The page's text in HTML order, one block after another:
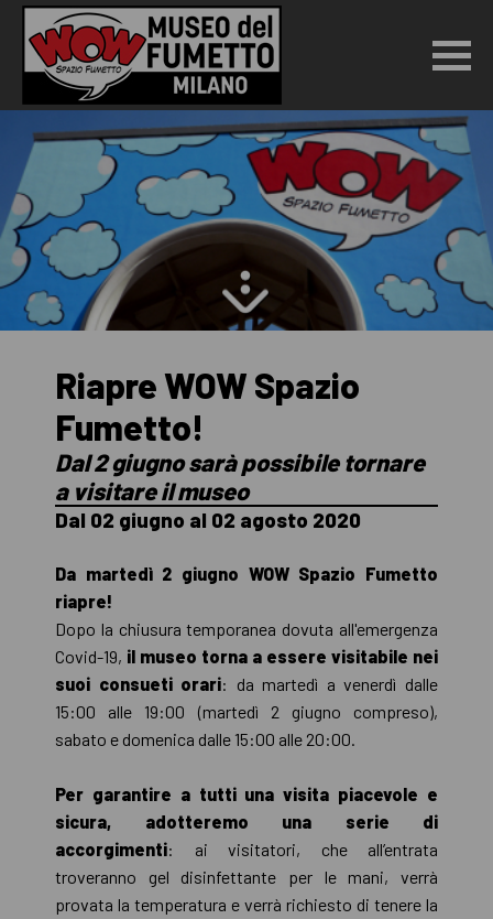
Riapre WOW Spazio
Fumetto!
Dal 2 giugno sarà possibile tornare
a visitare il museo
Dal 02 giugno al 02 agosto 2020
Da martedì 2 giugno WOW Spazio Fumetto
riapre!
Dopo la chiusura temporanea dovuta all'emergenza
Covid-19, il museo torna a essere visitabile nei
suoi consueti orari: da martedì a venerdì dalle
15:00 alle 19:00 (martedì 2 giugno compreso),
sabato e domenica dalle 15:00 alle 20:00.
Per garantire a tutti una visita piacevole e
sicura, adotteremo una serie di
accorgimenti: ai visitatori, che all’entrata
troveranno gel disinfettante per le mani, verrà
provata la temperatura e verrà richiesto di tenere la